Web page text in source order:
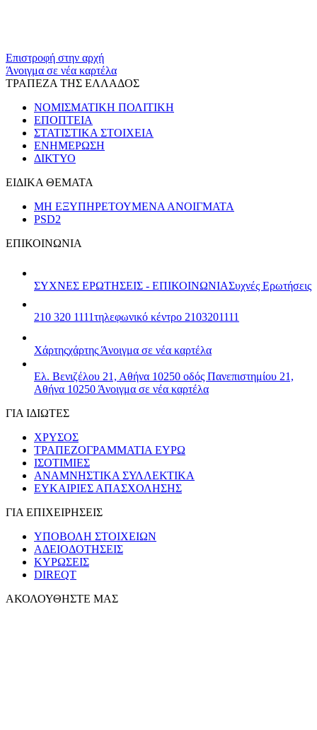
Επιστροφή στην αρχή
Άνοιγμα σε νέα καρτέλα
ΤΡΑΠΕΖΑ ΤΗΣ ΕΛΛΑΔΟΣ
ΝΟΜΙΣΜΑΤΙΚΗ ΠΟΛΙΤΙΚΗ
ΕΠΟΠΤΕΙΑ
ΣΤΑΤΙΣΤΙΚΑ ΣΤΟΙΧΕΙΑ
ΕΝΗΜΕΡΩΣΗ
ΔΙΚΤΥΟ
ΕΙΔΙΚΑ ΘΕΜΑΤΑ
ΜΗ ΕΞΥΠΗΡΕΤΟΥΜΕΝΑ ΑΝΟΙΓΜΑΤΑ
PSD2
ΕΠΙΚΟΙΝΩΝΙΑ
ΣΥΧΝΕΣ ΕΡΩΤΗΣΕΙΣ - ΕΠΙΚΟΙΝΩΝΙΑΣυχνές Ερωτήσεις
210 320 1111τηλεφωνικό κέντρο 2103201111
Χάρτηςχάρτης Άνοιγμα σε νέα καρτέλα
Ελ. Βενιζέλου 21, Αθήνα 10250 οδός Πανεπιστημίου 21,
Αθήνα 10250 Άνοιγμα σε νέα καρτέλα
ΓΙΑ ΙΔΙΩΤΕΣ
ΧΡΥΣΟΣ
ΤΡΑΠΕΖΟΓΡΑΜΜΑΤΙΑ ΕΥΡΩ
ΙΣΟΤΙΜΙΕΣ
ΑΝΑΜΝΗΣΤΙΚΑ ΣΥΛΛΕΚΤΙΚΑ
ΕΥΚΑΙΡΙΕΣ ΑΠΑΣΧΟΛΗΣΗΣ
ΓΙΑ ΕΠΙΧΕΙΡΗΣΕΙΣ
ΥΠΟΒΟΛΗ ΣΤΟΙΧΕΙΩΝ
ΑΔΕΙΟΔΟΤΗΣΕΙΣ
ΚΥΡΩΣΕΙΣ
DIREQT
ΑΚΟΛΟΥΘΗΣΤΕ ΜΑΣ